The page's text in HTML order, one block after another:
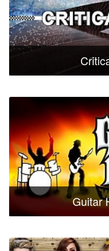
Guitar